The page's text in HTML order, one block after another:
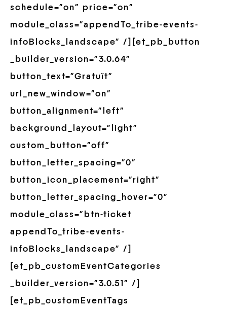
schedule=”on” price=”on”
module_class=”appendTo_tribe-events-
infoBlocks_landscape” /][et_pb_button
_builder_version=”3.0.64″
button_text=”Gratuït”
url_new_window=”on”
button_alignment=”left”
background_layout=”light”
custom_button=”off”
button_letter_spacing=”0″
button_icon_placement=”right”
button_letter_spacing_hover=”0″
module_class=”btn-ticket
appendTo_tribe-events-
infoBlocks_landscape” /]
[et_pb_customEventCategories
_builder_version=”3.0.51″ /]
[et_pb_customEventTags